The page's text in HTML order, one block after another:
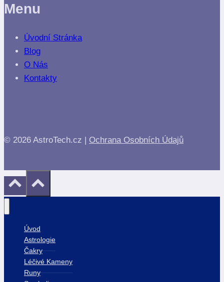
Menu
Úvodní Stránka
Blog
O Nás
Kontakty
© 2026 AstroTech.cz | Ochrana Osobních Údajů
Úvod
Astrologie
Čakry
Léčivé Kameny
Runy